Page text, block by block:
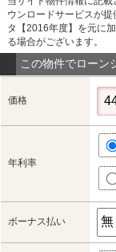
ウンロードサービスが
タ【2016年度】を元に
る場合がございます。
この物件でローン
価格
年利率
ボーナス払い